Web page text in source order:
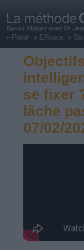
se fixer
lâche
07/02/